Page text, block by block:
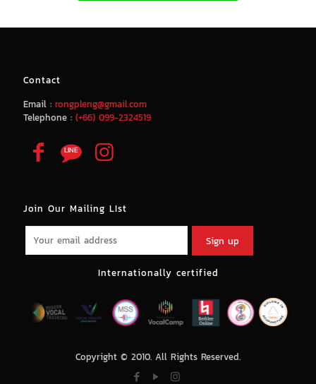
Contact
Email : rongpleng@gmail.com
Telephone : (+66) 099-2324519
Join Our Mailing LIst
Internationally certified
Copyright © 2010. All Rights Reserved.